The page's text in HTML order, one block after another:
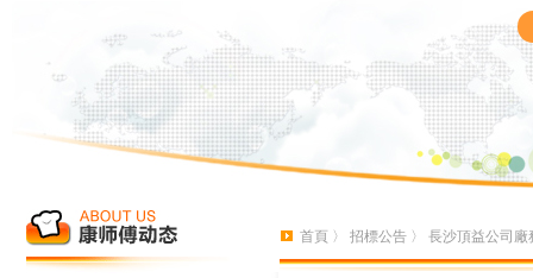
首頁 〉 招標公告 〉 長沙頂益公司